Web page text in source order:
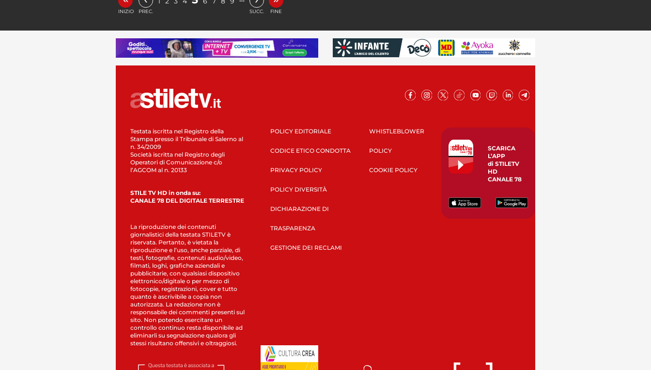
INIZIO PREC. SUCC. FINE
Testata iscritta nel Registro della
Stampa presso il Tribunale di Salerno al
n. 34/2009
Società iscritta nel Registro degli
Operatori di Comunicazione c/o
l’AGCOM al n. 20133
STILE TV HD in onda su:
CANALE 78 DEL DIGITALE TERRESTRE
La riproduzione dei contenuti
giornalistici della testata STILETV è
riservata. Pertanto, è vietata la
riproduzione e l’uso, anche parziale, di
testi, fotografie, contenuti audio/video,
filmati, loghi, grafiche aziendali e
pubblicitarie, con qualsiasi dispositivo
elettronico/digitale o per mezzo di
fotocopie, registrazioni, cover e tutto
quanto è ascrivibile a copia non
autorizzata. La redazione non è
responsabile dei commenti presenti sul
sito. Non potendo esercitare un
controllo continuo resta disponibile ad
eliminarli su segnalazione qualora gli
stessi risultano offensivi e oltraggiosi.
POLICY EDITORIALE
CODICE ETICO CONDOTTA
PRIVACY POLICY
POLICY DIVERSITÀ
DICHIARAZIONE DI
TRASPARENZA
GESTIONE DEI RECLAMI
WHISTLEBLOWER
POLICY
COOKIE POLICY
SCARICA
L’APP
di STILETV
HD
CANALE 78